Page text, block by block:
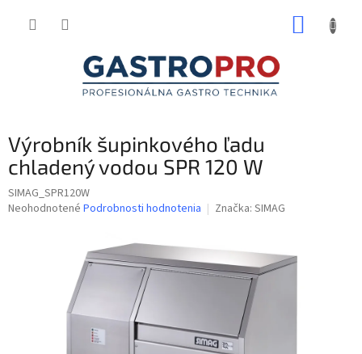
Výrobník šupinkového ľadu
chladený vodou SPR 120 W
SIMAG_SPR120W
Priemerné
Neohodnotené Podrobnosti hodnotenia Značka: SIMAG